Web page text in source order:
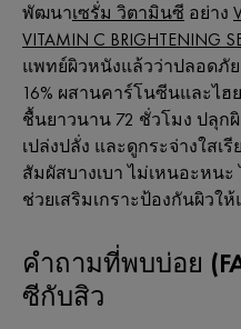
พัฒนาเซรั่ม วิตามินซี อย่าง
VITAMIN C BRIGHTENING
แพทย์ผิวหนังแล้วว่าปลอดภั
16% ผสานคาร์โนซีนและไ
ชื้นยาวนาน 72 ชั่วโมง ปลุก
เปล่งปลั่ง และดูกระจ่างใสเ
สัมผัสบางเบา ไม่เหนอะหน
ช่วยเสริมเกราะป้องกันผิวให้
คำถามที่พบบ่อย
ซีกับสิว